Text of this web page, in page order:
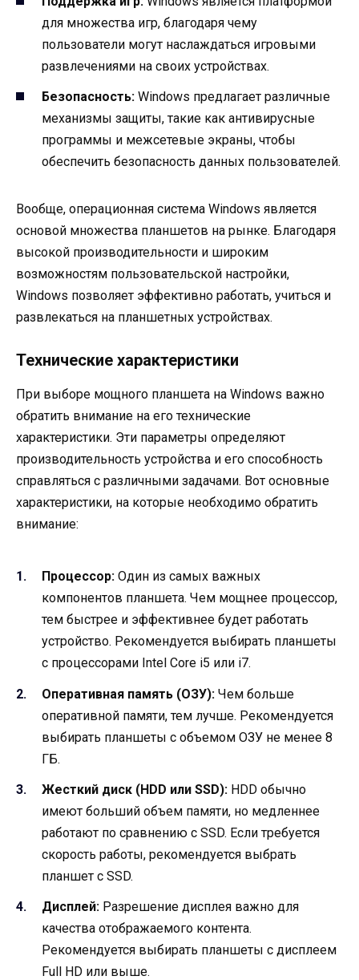
для множества игр, благодаря чему
пользователи могут наслаждаться игровыми
развлечениями на своих устройствах.
Безопасность: Windows предлагает различные
механизмы защиты, такие как антивирусные
программы и межсетевые экраны, чтобы
обеспечить безопасность данных пользователей.
Вообще, операционная система Windows является
основой множества планшетов на рынке. Благодаря
высокой производительности и широким
возможностям пользовательской настройки,
Windows позволяет эффективно работать, учиться и
развлекаться на планшетных устройствах.
Технические характеристики
При выборе мощного планшета на Windows важно
обратить внимание на его технические
характеристики. Эти параметры определяют
производительность устройства и его способность
справляться с различными задачами. Вот основные
характеристики, на которые необходимо обратить
внимание:
Процессор: Один из самых важных
компонентов планшета. Чем мощнее процессор,
тем быстрее и эффективнее будет работать
устройство. Рекомендуется выбирать планшеты
с процессорами Intel Core i5 или i7.
Оперативная память (ОЗУ): Чем больше
оперативной памяти, тем лучше. Рекомендуется
выбирать планшеты с объемом ОЗУ не менее 8
ГБ.
Жесткий диск (HDD или SSD): HDD обычно
имеют больший объем памяти, но медленнее
работают по сравнению с SSD. Если требуется
скорость работы, рекомендуется выбрать
планшет с SSD.
Дисплей: Разрешение дисплея важно для
качества отображаемого контента.
Рекомендуется выбирать планшеты с дисплеем
Full HD или выше.